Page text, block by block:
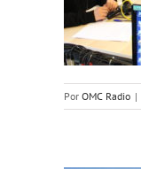
Por OMC Radio |